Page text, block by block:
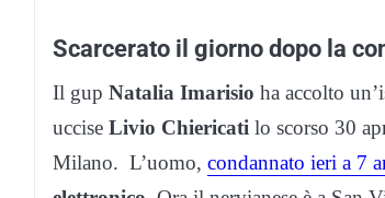
Scarcerato il giorno dopo la
Il gup Natalia Imarisio ha accolto
uccise Livio Chiericati lo scorso 30
Milano. L’uomo, condannato ieri a 7